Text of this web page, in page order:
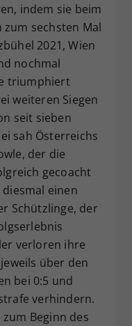
indem sie beim
zum sechsten Mal
2021, Wien
nochmal
triumphiert
weiteren Siegen
seit sieben
sah Österreichs
der die
gecoacht
einen
Schützlinge, der
verloren ihre
über den
bei 0:5 und
verhindern.
Beginn des